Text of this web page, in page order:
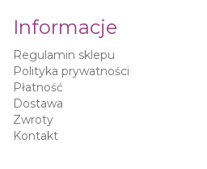
Informacje
Regulamin sklepu
Polityka prywatności
Płatność
Dostawa
Zwroty
Kontakt